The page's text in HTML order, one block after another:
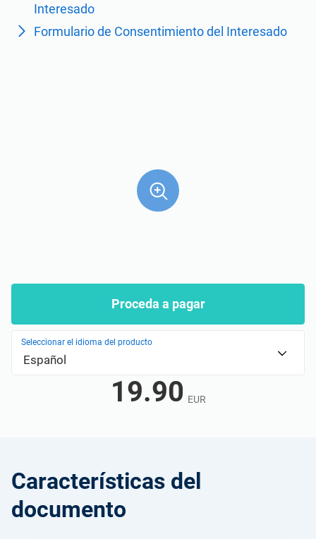
ISO 17025
Productos sanitarios
Interesado
Formulario de Consentimiento del Interesado
Seleccionar el idioma del producto
Español
19.90 EUR
Proceda a pagar
Características del
documento